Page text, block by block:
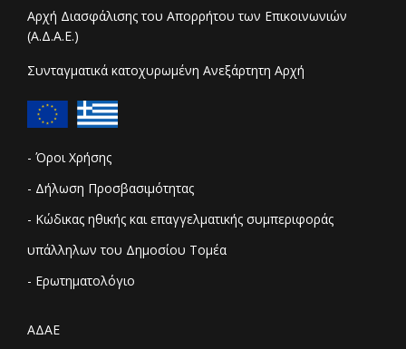
Αρχή Διασφάλισης του Απορρήτου των Επικοινωνιών
(Α.Δ.Α.Ε.)
Συνταγματικά κατοχυρωμένη Ανεξάρτητη Αρχή
- Όροι Χρήσης
- Δήλωση Προσβασιμότητας
- Κώδικας ηθικής και επαγγελματικής συμπεριφοράς
υπάλληλων του Δημοσίου Τομέα
- Ερωτηματολόγιο
ΑΔΑΕ